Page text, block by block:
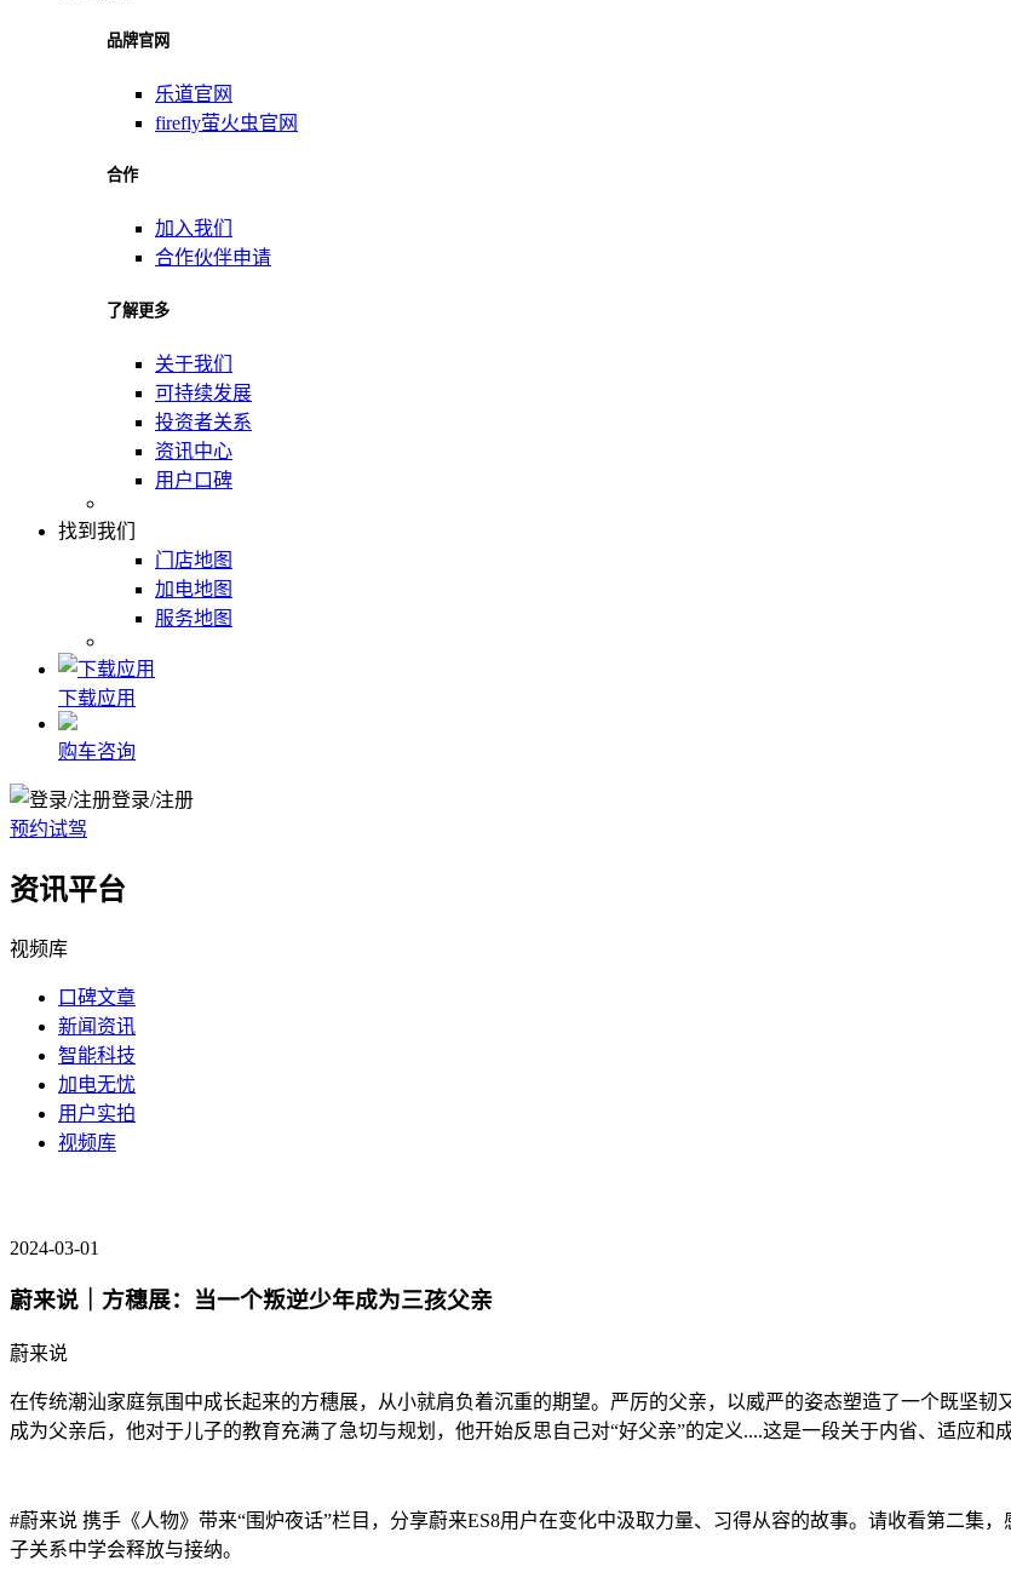
品牌官网
乐道官网
firefly萤火虫官网
合作
加入我们
合作伙伴申请
了解更多
关于我们
可持续发展
投资者关系
资讯中心
用户口碑
找到我们
门店地图
加电地图
服务地图
下载应用
购车咨询
登录/注册
预约试驾
资讯平台
视频库
口碑文章
新闻资讯
智能科技
加电无忧
用户实拍
视频库
2024-03-01
蔚来说｜方穗展：当一个叛逆少年成为三孩父亲
蔚来说
在传统潮汕家庭氛围中成长起来的方穗展，从小就肩负着沉重的期望。严厉的父亲，以威严的姿态塑造了一个既坚
成为父亲后，他对于儿子的教育充满了急切与规划，他开始反思自己对“好父亲”的定义....这是一段关于内省、适应和
#蔚来说 携手《人物》带来“围炉夜话”栏目，分享蔚来ES8用户在变化中汲取力量、习得从容的故事。请收看第二集
子关系中学会释放与接纳。